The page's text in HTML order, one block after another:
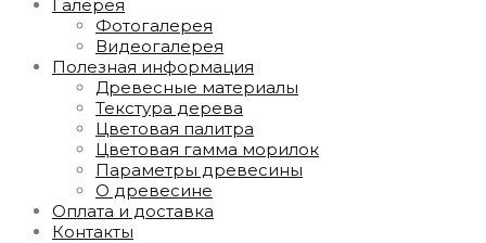
Галерея
Фотогалерея
Видеогалерея
Полезная информация
Древесные материалы
Текстура дерева
Цветовая палитра
Цветовая гамма морилок
Параметры древесины
О древесине
Оплата и доставка
Контакты